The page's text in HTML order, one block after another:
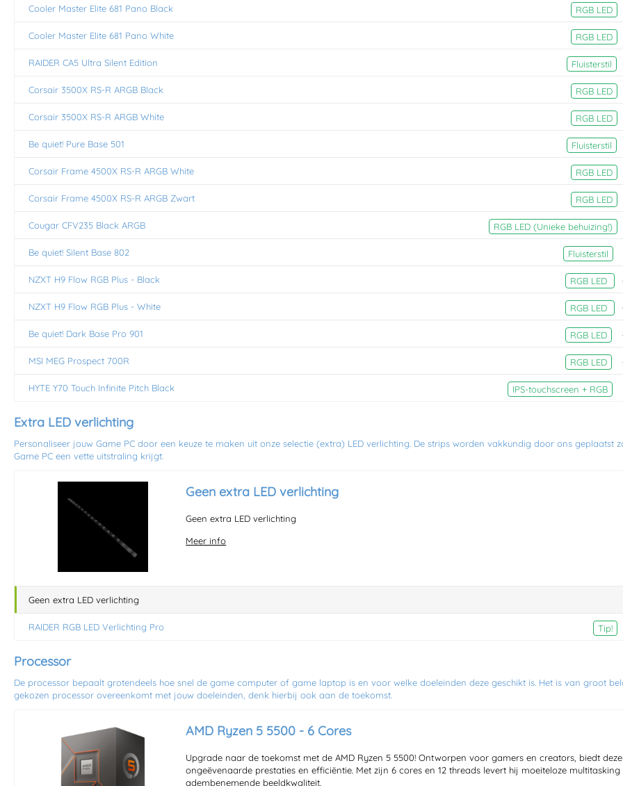
Cooler Master Elite 681 Pano Black RGB LED
Cooler Master Elite 681 Pano White RGB LED
RAIDER CA5 Ultra Silent Edition Fluisterstil
Corsair 3500X RS-R ARGB Black RGB LED
Corsair 3500X RS-R ARGB White RGB LED
Be quiet! Pure Base 501 Fluisterstil
Corsair Frame 4500X RS-R ARGB White RGB LED
Corsair Frame 4500X RS-R ARGB Zwart RGB LED
Cougar CFV235 Black ARGB RGB LED (Unieke behuizing!)
Be quiet! Silent Base 802 Fluisterstil
NZXT H9 Flow RGB Plus - Black RGB LED
NZXT H9 Flow RGB Plus - White RGB LED
Be quiet! Dark Base Pro 901 RGB LED
MSI MEG Prospect 700R RGB LED
HYTE Y70 Touch Infinite Pitch Black IPS‑touchscreen + RGB
Extra LED verlichting
Personaliseer jouw Game PC door een keuze te maken uit onze selectie (extra) LED verlichting. De strips worden vakkundig door ons geplaatst
Game PC een vette uitstraling krijgt.
Geen extra LED verlichting
Geen extra LED verlichting
Meer info
Geen extra LED verlichting
RAIDER RGB LED Verlichting Pro Tip!
Processor
De processor bepaalt grotendeels hoe snel de game computer of game laptop is en voor welke doeleinden deze geschikt is. Het is van groot
gekozen processor overeenkomt met jouw doeleinden, denk hierbij ook aan de toekomst.
AMD Ryzen 5 5500 - 6 Cores
Upgrade naar de toekomst met de AMD Ryzen 5 5500! Ontworpen voor gamers en creators, biedt
ongeëvenaarde prestaties en efficiëntie. Met zijn 6 cores en 12 threads levert hij moeiteloze multitasking
adembenemende beeldkwaliteit.